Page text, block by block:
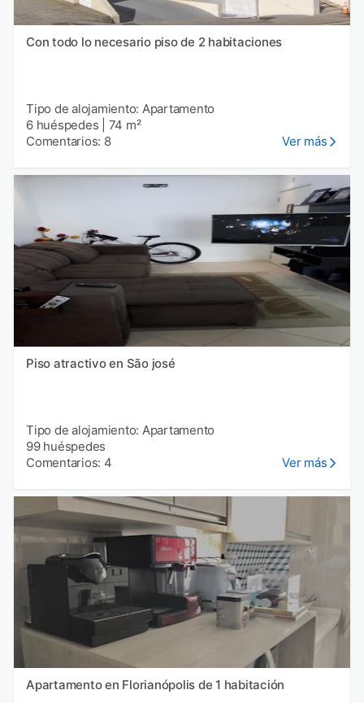
Con todo lo necesario piso de 2 habitaciones
Tipo de alojamiento: Apartamento
6 huéspedes
74 m²
Comentarios: 8
Ver más
Piso atractivo en São josé
Tipo de alojamiento: Apartamento
99 huéspedes
Comentarios: 4
Ver más
Apartamento en Florianópolis de 1 habitación